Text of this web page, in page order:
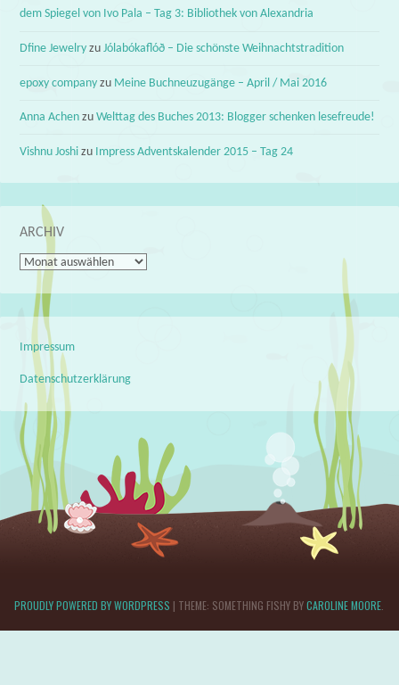
dem Spiegel von Ivo Pala – Tag 3: Bibliothek von Alexandria
Dfine Jewelry zuJólabókaflóð – Die schönste Weihnachtstradition
epoxy company zu Meine Buchneuzugänge – April / Mai 2016
Anna Achen zuWelttag des Buches 2013: Blogger schenken lesefreude!
Vishnu Joshi zu Impress Adventskalender 2015 – Tag 24
ARCHIV
Archiv
Impressum
Datenschutzerklärung
PROUDLY POWERED BY WORDPRESS | THEME: SOMETHING FISHY BYCAROLINE MOORE